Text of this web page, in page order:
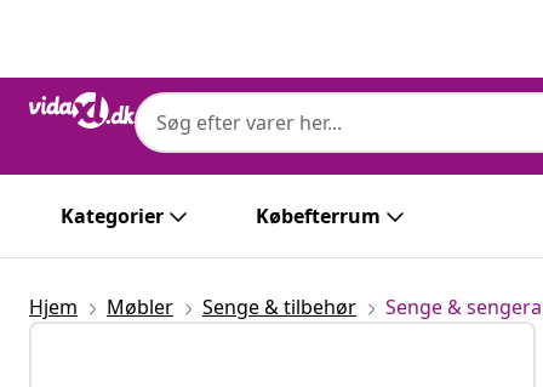
Kategorier Købefterrum
Hjem Møbler Senge & tilbehør Senge &